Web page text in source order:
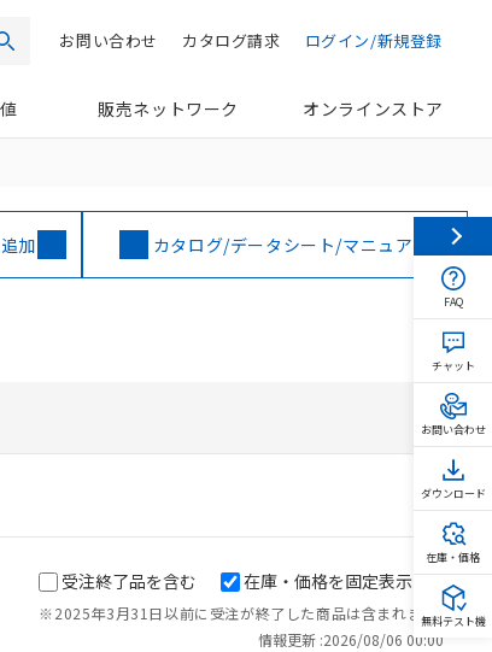
検索 ログイン/新規登録
カタログ請求
お問い合わせ
販売ネットワーク オンラインストア
加 カタログ/データシート/マニュアル
受注終了品を含む
※2025年3月31日以前に受注が終了した商品は含まれません。
在庫・価格を固定表示
情報更新 :2026/08/06 00:00
FAQ
チャット
お問い合わせ
ダウンロード
在庫・価格
無料テスト機